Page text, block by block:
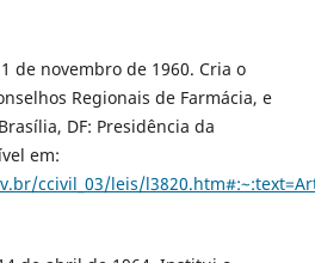
de novembro de 1960. Cria o
Regionais de Farmácia, e
DF: Presidência da
em:
ccivil_03/leis/